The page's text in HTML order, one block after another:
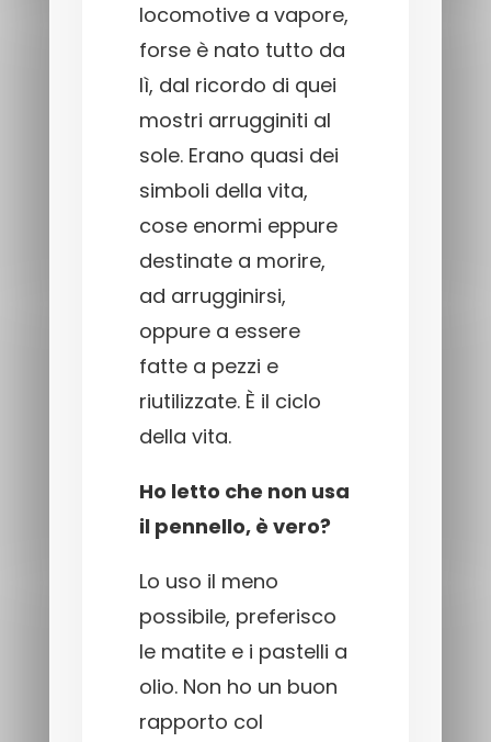
locomotive a vapore,
forse è nato tutto da
lì, dal ricordo di quei
mostri arrugginiti al
sole. Erano quasi dei
simboli della vita,
cose enormi eppure
destinate a morire,
ad arrugginirsi,
oppure a essere
fatte a pezzi e
riutilizzate. È il ciclo
della vita.
Ho letto che non usa
il pennello, è vero?
Lo uso il meno
possibile, preferisco
le matite e i pastelli a
olio. Non ho un buon
rapporto col